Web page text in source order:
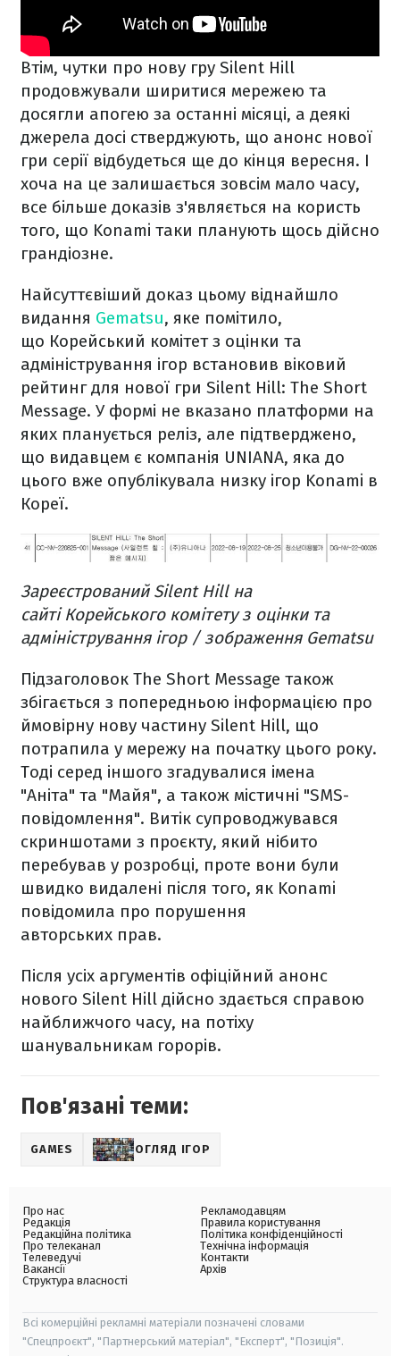
Втім, чутки про нову гру Silent Hill
продовжували ширитися мережею та
досягли апогею за останні місяці, а деякі
джерела досі стверджують, що анонс нової
гри серії відбудеться ще до кінця вересня. І
хоча на це залишається зовсім мало часу,
все більше доказів з'являється на користь
того, що Konami таки планують щось дійсно
грандіозне.
Найсуттєвіший доказ цьому віднайшло
видання Gematsu, яке помітило,
що Корейський комітет з оцінки та
адміністрування ігор встановив віковий
рейтинг для нової гри Silent Hill: The Short
Message. У формі не вказано платформи на
яких планується реліз, але підтверджено,
що видавцем є компанія UNIANA, яка до
цього вже опублікувала низку ігор Konami в
Кореї.
Зареєстрований Silent Hill на
сайті Корейського комітету з оцінки та
адміністрування ігор / зображення Gematsu
Підзаголовок The Short Message також
збігається з попередньою інформацією про
ймовірну нову частину Silent Hill, що
потрапила у мережу на початку цього року.
Тоді серед іншого згадувалися імена
"Аніта" та "Майя", а також містичні "SMS-
повідомлення". Витік супроводжувався
скриншотами з проєкту, який нібито
перебував у розробці, проте вони були
швидко видалені після того, як Konami
повідомила про порушення
авторських прав.
Після усіх аргументів офіційний анонс
нового Silent Hill дійсно здається справою
найближчого часу, на потіху
шанувальникам горорів.
Пов'язані теми:
GAMES ОГЛЯД ІГОР
Про нас
Редакція
Редакційна політика
Про телеканал
Телеведучі
Вакансії
Структура власності
Рекламодавцям
Правила користування
Політика конфіденційності
Технічна інформація
Контакти
Архів
Всі комерційні рекламні матеріали позначені словами
"Спецпроєкт", "Партнерський матеріал", "Експерт", "Позиція".